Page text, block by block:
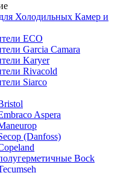
Холодильных Камер и
ECO
Garcia Camara
Karyer
Rivacold
Siarco
Aspera
(Danfoss)
Bock